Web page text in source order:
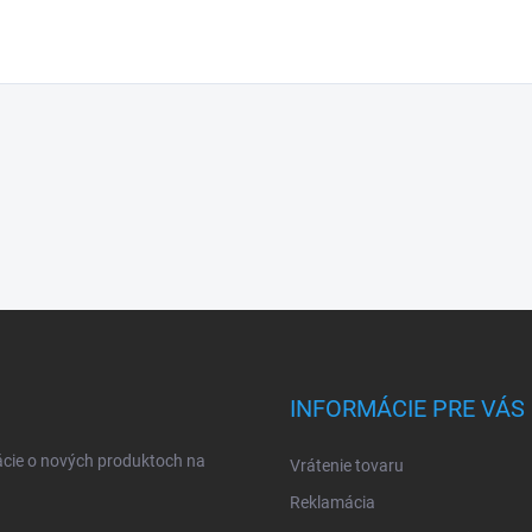
o nových produktoch na
INFORMÁCIE PRE VÁS
Vrátenie tovaru
Reklamácia